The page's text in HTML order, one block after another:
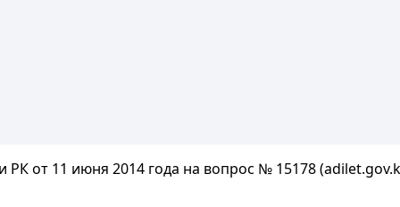
от 11 июня 2014 года на вопрос № 15178